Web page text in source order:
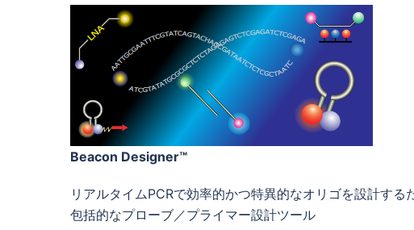
Beacon Designer™
リアルタイムPCRで効率的かつ特異的なオリゴを設計する
包括的なプローブ／プライマー設計ツール